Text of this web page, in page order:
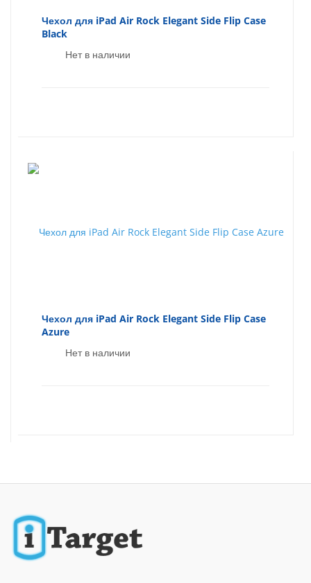
Чехол для iPad Air Rock Elegant Side Flip Case
Black
Нет в наличии
Чехол для iPad Air Rock Elegant Side Flip Case
Azure
Нет в наличии